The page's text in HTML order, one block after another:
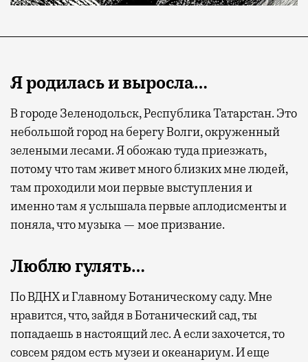
Я родилась и выросла…
В городе Зеленодольск, Республика Татарстан. Это
небольшой город на берегу Волги, окруженный
зелеными лесами. Я обожаю туда приезжать,
потому что там живет много близких мне людей,
там проходили мои первые выступления и
именно там я услышала первые аплодисменты и
поняла, что музыка — мое призвание.
Люблю гулять…
По ВДНХ и Главному Ботаническому саду. Мне
нравится, что, зайдя в Ботанический сад, ты
попадаешь в настоящий лес. А если захочется, то
совсем рядом есть музеи и океанариум. И еще